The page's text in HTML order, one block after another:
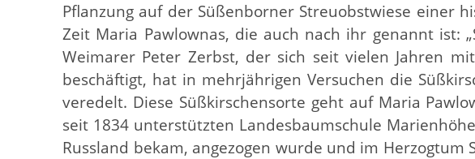
Pflanzung auf der Süßenborner Streuobstwiese einer
Zeit Maria Pawlownas, die auch nach ihr genannt ist:
Weimarer Peter Zerbst, der sich seit vielen Jahren
beschäftigt, hat in mehrjährigen Versuchen die
veredelt. Diese Süßkirschensorte geht auf Maria
seit 1834 unterstützten Landesbaumschule
Russland bekam, angezogen wurde und im Herzogtum